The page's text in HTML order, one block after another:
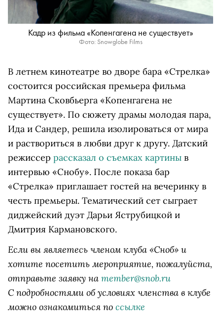
Кадр из фильма «Копенгагена не существует»
Фото: Snowglobe Films
В летнем кинотеатре во дворе бара «Стрелка»
состоится российская премьера фильма
Мартина Сковбьерга «Копенгагена не
существует». По сюжету драмы молодая пара,
Ида и Сандер, решила изолироваться от мира
и раствориться в любви друг к другу. Датский
режиссер рассказал о съемках картины в
интервью «Снобу». После показа бар
«Стрелка» приглашает гостей на вечеринку в
честь премьеры. Тематический сет сыграет
диджейский дуэт Дарьи Яструбицкой и
Дмитрия Кармановского.
Если вы являетесь членом клуба «Сноб» и
хотите посетить мероприятие, пожалуйста,
отправьте заявку на member@snob.ru
С подробностями об условиях членства в клубе
можно ознакомиться по ссылке